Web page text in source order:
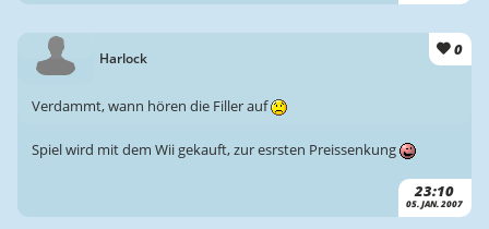
Harlock 0
23:10
05. JAN. 2007
Verdammt, wann hören die Filler auf
Spiel wird mit dem Wii gekauft, zur esrsten Preissenkung